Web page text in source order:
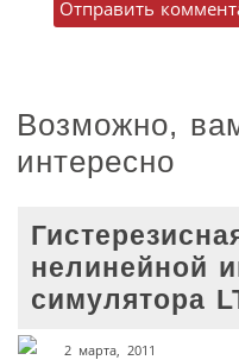
Возможно,
интересно
нелинейной
симулятора
2 марта, 2011